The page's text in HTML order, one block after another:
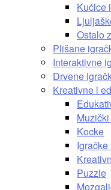
Kućice
Ostalo
Plišane
Interaktivne
Drvene
Kreativne i
Kocke
Puzzle